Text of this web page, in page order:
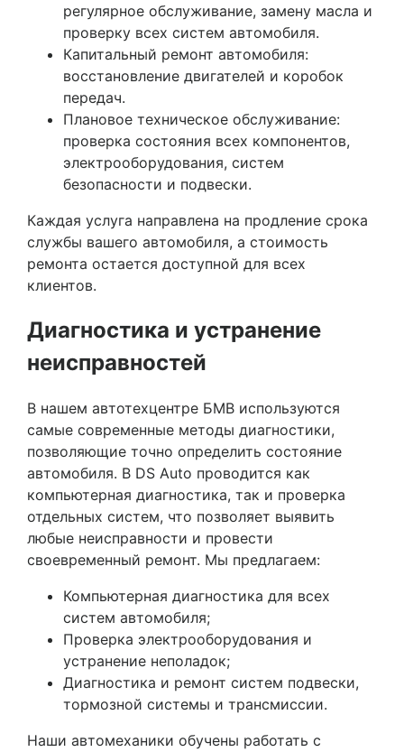
регулярное обслуживание, замену масла и
проверку всех систем автомобиля.
Капитальный ремонт автомобиля:
восстановление двигателей и коробок
передач.
Плановое техническое обслуживание:
проверка состояния всех компонентов,
электрооборудования, систем
безопасности и подвески.
Каждая услуга направлена на продление срока
службы вашего автомобиля, а стоимость
ремонта остается доступной для всех
клиентов.
Диагностика и устранение
неисправностей
В нашем автотехцентре БМВ используются
самые современные методы диагностики,
позволяющие точно определить состояние
автомобиля. В DS Auto проводится как
компьютерная диагностика, так и проверка
отдельных систем, что позволяет выявить
любые неисправности и провести
своевременный ремонт. Мы предлагаем:
Компьютерная диагностика для всех
систем автомобиля;
Проверка электрооборудования и
устранение неполадок;
Диагностика и ремонт систем подвески,
тормозной системы и трансмиссии.
Наши автомеханики обучены работать с